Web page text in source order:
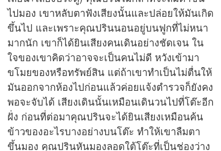
ไปมอง เขาหลับตาฟังเสียงนั้นและปล่อยให้มันเกิด
ขึ้นไป และเพราะคุณปรินนอนอยู่บนฟูกที่ไม่หนา
มากนัก เขาก็ได้ยินเสียงคนเดินอย่างชัดเจน ใน
ใจของเขาคิดว่าอาจจะเป็นคนไม่ดี หวังเข้ามา
ขโมยของหรือทรัพย์สิน แต่ถ้าเขาทำเป็นไม่ตื่นให้
มันออกจากห้องไปก่อนแล้วค่อยแจ้งตำรวจก็ยังคง
พอจะจับได้ เสียงเดินนั้นเหมือนเดินวนไปที่โต๊ะอีก
ฝั่ง ก่อนที่ต่อมาคุณปรินจะได้ยินเสียงเหมือนค้น
ข้าวของอะไรบางอย่างบนโต๊ะ ทำให้เขาลืมตา
ขึ้นมอง คุณปรินหันมองลอดใต้โต๊ะที่เป็นช่องว่าง